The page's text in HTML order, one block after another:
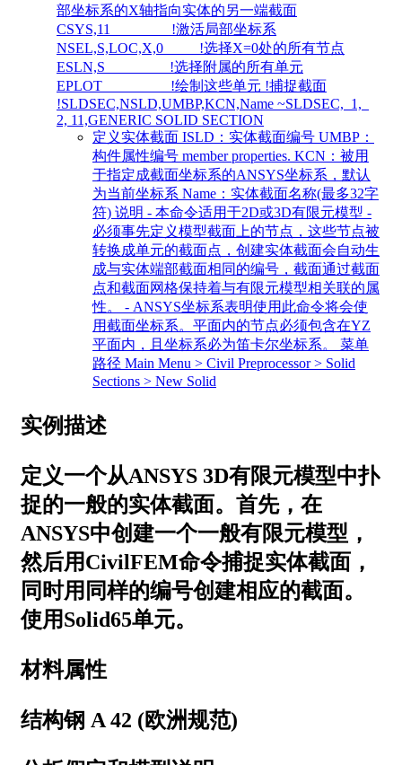
部坐标系的X轴指向实体的另一端截面
CSYS,11 !激活局部坐标系
NSEL,S,LOC,X,0 !选择X=0处的所有节点
ESLN,S !选择附属的所有单元
EPLOT !绘制这些单元 !捕捉截面
!SLDSEC,NSLD,UMBP,KCN,Name ~SLDSEC, 1,
2, 11,GENERIC SOLID SECTION
定义实体截面 ISLD：实体截面编号 UMBP：
构件属性编号 member properties. KCN：被用
于指定成截面坐标系的ANSYS坐标系，默认
为当前坐标系 Name：实体截面名称(最多32字
符) 说明 - 本命令适用于2D或3D有限元模型 -
必须事先定义模型截面上的节点，这些节点被
转换成单元的截面点，创建实体截面会自动生
成与实体端部截面相同的编号，截面通过截面
点和截面网格保持着与有限元模型相关联的属
性。 - ANSYS坐标系表明使用此命令将会使
用截面坐标系。平面内的节点必须包含在YZ
平面内，且坐标系必为笛卡尔坐标系。 菜单
路径 Main Menu > Civil Preprocessor > Solid
Sections > New Solid
实例描述
定义一个从ANSYS 3D有限元模型中扑
捉的一般的实体截面。首先，在
ANSYS中创建一个一般有限元模型，
然后用CivilFEM命令捕捉实体截面，
同时用同样的编号创建相应的截面。
使用Solid65单元。
材料属性
结构钢 A 42 (欧洲规范)